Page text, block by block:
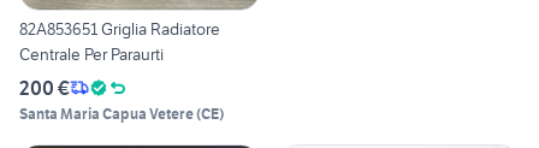
82A853651 Griglia Radiatore
Centrale Per Paraurti
200 €
Santa Maria Capua Vetere(CE)